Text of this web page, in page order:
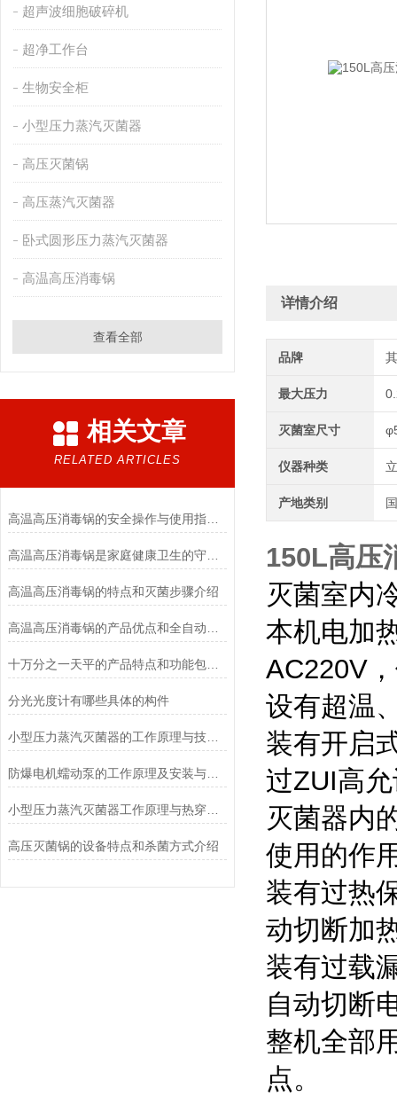
超声波细胞破碎机
超净工作台
生物安全柜
小型压力蒸汽灭菌器
高压灭菌锅
高压蒸汽灭菌器
卧式圆形压力蒸汽灭菌器
高温高压消毒锅
查看全部
相关文章
RELATED ARTICLES
高温高压消毒锅的安全操作与使用指南说明
高温高压消毒锅的特点和灭菌步骤介绍
十万分之一天平的产品特点和功能包括哪些
分光光度计有哪些具体的构件
小型压力蒸汽灭菌器的工作原理与技术优势概述
防爆电机蠕动泵的工作原理及安装与配管
小型压力蒸汽灭菌器工作原理与热穿透性分析
高压灭菌锅的设备特点和杀菌方式介绍
详情介绍
品牌
最大压力
灭菌室尺寸
仪器种类
产地类别
150L高压
灭菌室内
本机电加
AC220V
设有超温
装有开启
过ZUI高
灭菌器内
使用的作
装有过热
动切断加
装有过载
自动切断
整机全部
点。